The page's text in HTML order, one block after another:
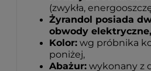
(zwykła,
Żyrandol posiada
obwody elektryczne,
Kolor: wg próbnika
poniżej,
Abażur: wykonany z